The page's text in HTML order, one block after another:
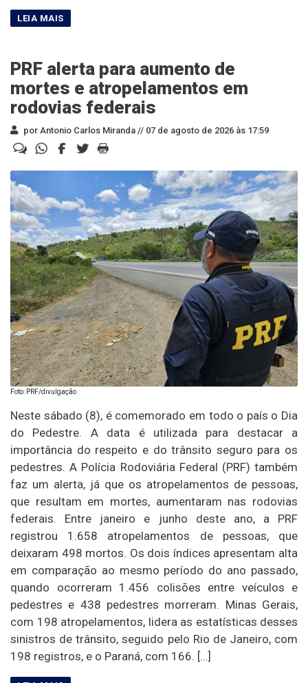
PRF alerta para aumento de
mortes e atropelamentos em
rodovias federais
por Antonio Carlos Miranda // 07 de agosto de 2026 às 17:59
Foto: PRF/divulgação
Neste sábado (8), é comemorado em todo o país o Dia
do Pedestre. A data é utilizada para destacar a
importância do respeito e do trânsito seguro para os
pedestres. A Polícia Rodoviária Federal (PRF) também
faz um alerta, já que os atropelamentos de pessoas,
que resultam em mortes, aumentaram nas rodovias
federais. Entre janeiro e junho deste ano, a PRF
registrou 1.658 atropelamentos de pessoas, que
deixaram 498 mortos. Os dois índices apresentam alta
em comparação ao mesmo período do ano passado,
quando ocorreram 1.456 colisões entre veículos e
pedestres e 438 pedestres morreram. Minas Gerais,
com 198 atropelamentos, lidera as estatísticas desses
sinistros de trânsito, seguido pelo Rio de Janeiro, com
198 registros, e o Paraná, com 166. […]